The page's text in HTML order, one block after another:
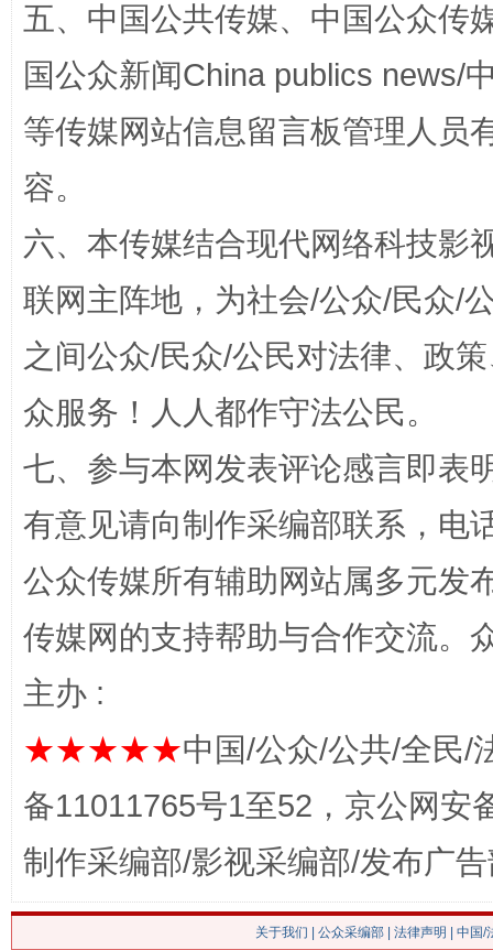
解纷+调解+退费，一次搞定
站台名比不上好声名
五、中国公共传媒、中国公众传
国公众新闻China publics news/
等传媒网站信息留言板管理人员
容。
六、本传媒结合现代网络科技影
联网主阵地，为社会/公众/民众/
之间公众/民众/公民对法律、政
众服务！人人都作守法公民。
七、参与本网发表评论感言即表
有意见请向制作采编部联系，电
公众传媒所有辅助网站属多元发
传媒网的支持帮助与合作交流。
主办 :
★★★★★中国/公众/公共/全民/
备11011765号1至52，京公网安
制作采编部/影视采编部/发布广
关于我们 公众采编部 法律声明 | 中国